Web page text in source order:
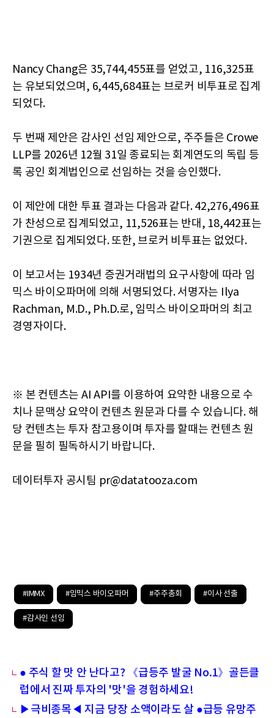
Nancy Chang은 35,744,455표를 얻었고, 116,325표
는 유보되었으며, 6,445,684표는 브로커 비투표로 집계
되었다.
두 번째 제안은 감사인 선임 제안으로, 주주들은 Crowe
LLP를 2026년 12월 31일 종료되는 회계연도의 독립 등
록 공인 회계법인으로 선임하는 것을 승인했다.
이 제안에 대한 투표 결과는 다음과 같다. 42,276,496표
가 찬성으로 집계되었고, 11,526표는 반대, 18,442표는
기권으로 집계되었다. 또한, 브로커 비투표는 없었다.
이 보고서는 1934년 증권거래법의 요구사항에 따라 임
믹스 바이오파머에 의해 서명되었다. 서명자는 Ilya
Rachman, M.D., Ph.D.로, 임믹스 바이오파머의 최고
경영자이다.
※ 본 컨텐츠는 AI API를 이용하여 요약한 내용으로 수
치나 문맥상 요약이 컨텐츠 원문과 다를 수 있습니다. 해
당 컨텐츠는 투자 참고용이며 투자를 할때는 컨텐츠 원
문을 필히 필독하시기 바랍니다.
데이터투자 공시팀 pr@datatooza.com
#IMMX #임믹스 바이오파머 #주주총회 #이사 선출
#감사인 선임
● 주식 할 맛 안 난다고? 《급등주 발굴 No.1》골든클
럽에서 진짜 투자의 '맛'을 경험하세요!
▶극비종목◀ 지금 당장 소액이라도 살 ●급등 유망주